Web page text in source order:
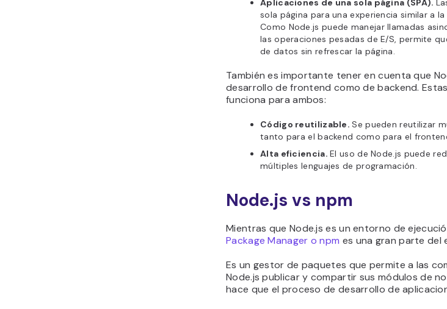
Aplicaciones de una sola página (SPA).
sola página para una experiencia similar a
Como Node.js puede manejar llamadas
las operaciones pesadas de E/S, permite
de datos sin refrescar la página.
También es importante tener en cuenta que
desarrollo de frontend como de backend.
funciona para ambos:
Código reutilizable.Se pueden reutilizar
tanto para el backend como para el
Alta eficiencia.El uso de Node.js puede
múltiples lenguajes de programación.
Node.js vs npm
Mientras que Node.js es un entorno de
Package Manager o npm es una gran parte del
Es un gestor de paquetes que permite a las
Node.js publicar y compartir sus módulos de
hace que el proceso de desarrollo de